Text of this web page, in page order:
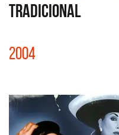
TRADICIONAL
2004